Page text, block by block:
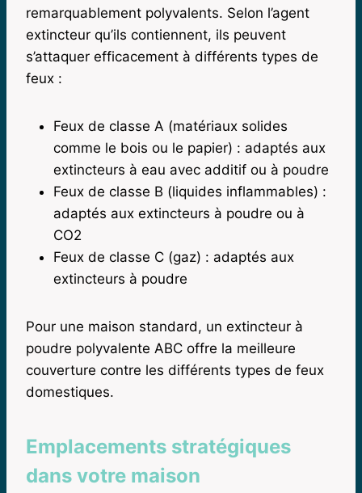
remarquablement polyvalents. Selon l’agent
extincteur qu’ils contiennent, ils peuvent
s’attaquer efficacement à différents types de
feux :
Feux de classe A (matériaux solides
comme le bois ou le papier) : adaptés aux
extincteurs à eau avec additif ou à poudre
Feux de classe B (liquides inflammables) :
adaptés aux extincteurs à poudre ou à
CO2
Feux de classe C (gaz) : adaptés aux
extincteurs à poudre
Pour une maison standard, un extincteur à
poudre polyvalente ABC offre la meilleure
couverture contre les différents types de feux
domestiques.
Emplacements stratégiques
dans votre maison